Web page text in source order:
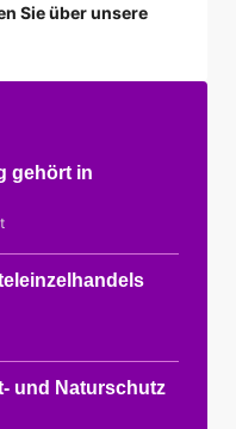
Sie über unsere
gehört in
und Naturschutz